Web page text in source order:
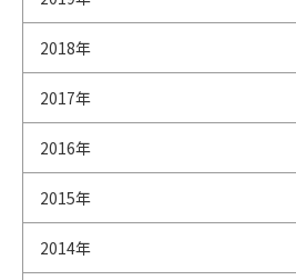
2018年
2017年
2016年
2015年
2014年